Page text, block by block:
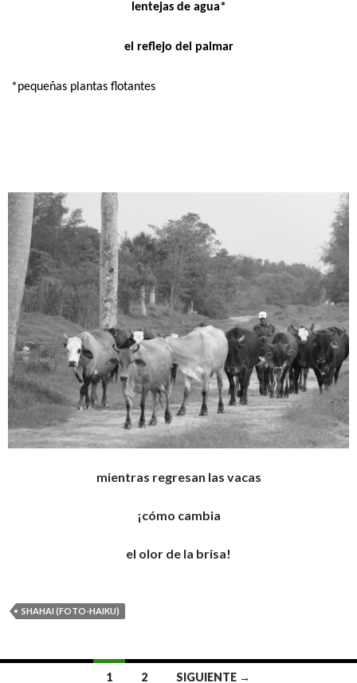
lentejas de agua*
el reflejo del palmar
*pequeñas plantas flotantes
mientras regresan las vacas
¡cómo cambia
el olor de la brisa!
SHAHAI (FOTO-HAIKU)
1 2 SIGUIENTE →